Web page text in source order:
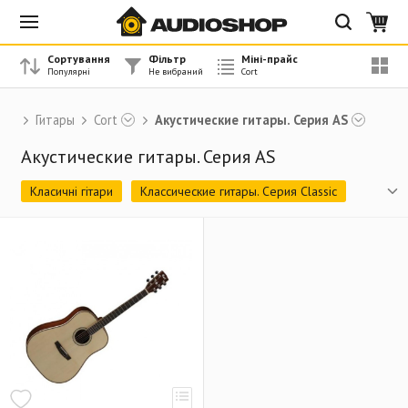
Гитары Cort Акустические гитары. Серия AS
Акустические гитары. Серия AS
Класичні гітари
Классические гитары. Серия Classic
Акустические гитары. Серия Earth
Акустические гитары. Серия Luce
Акустические бас-гитары
Электроакустические гитары. Серия Jade
Сортування Фільтр Міні-прайс